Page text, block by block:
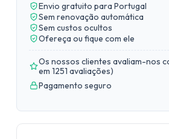
Envio gratuito para Portugal
Sem renovação automática
Sem custos ocultos
Ofereça ou fique com ele
Os nossos clientes avaliam-nos
em 1251 avaliações)
Pagamento seguro